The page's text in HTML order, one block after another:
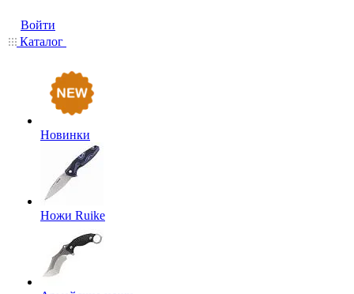
Войти
Каталог
Новинки
Ножи Ruike